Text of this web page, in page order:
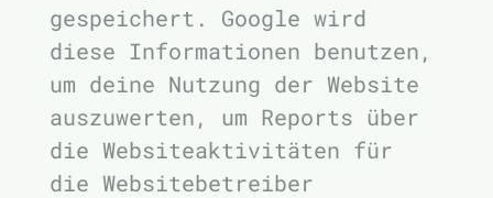
gespeichert. Google wird
diese Informationen benutzen,
um deine Nutzung der Website
auszuwerten, um Reports über
die Websiteaktivitäten für
die Websitebetreiber